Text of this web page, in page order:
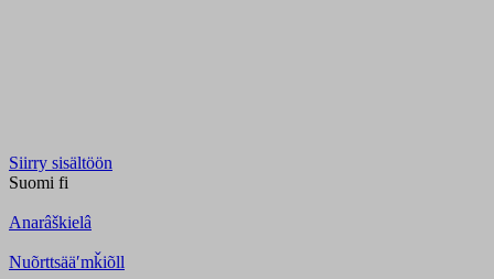
Siirry sisältöön
Suomi fi
Anarâškielâ
Nuõrttsääʹmǩiõll